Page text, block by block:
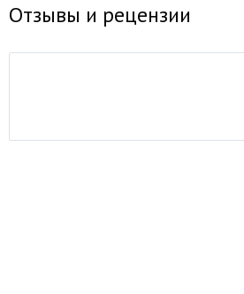
Отзывы и рецензии